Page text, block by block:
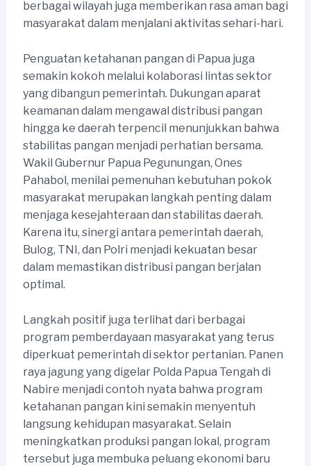
berbagai wilayah juga memberikan rasa aman bagi
masyarakat dalam menjalani aktivitas sehari-hari.
Penguatan ketahanan pangan di Papua juga
semakin kokoh melalui kolaborasi lintas sektor
yang dibangun pemerintah. Dukungan aparat
keamanan dalam mengawal distribusi pangan
hingga ke daerah terpencil menunjukkan bahwa
stabilitas pangan menjadi perhatian bersama.
Wakil Gubernur Papua Pegunungan, Ones
Pahabol, menilai pemenuhan kebutuhan pokok
masyarakat merupakan langkah penting dalam
menjaga kesejahteraan dan stabilitas daerah.
Karena itu, sinergi antara pemerintah daerah,
Bulog, TNI, dan Polri menjadi kekuatan besar
dalam memastikan distribusi pangan berjalan
optimal.
Langkah positif juga terlihat dari berbagai
program pemberdayaan masyarakat yang terus
diperkuat pemerintah di sektor pertanian. Panen
raya jagung yang digelar Polda Papua Tengah di
Nabire menjadi contoh nyata bahwa program
ketahanan pangan kini semakin menyentuh
langsung kehidupan masyarakat. Selain
meningkatkan produksi pangan lokal, program
tersebut juga membuka peluang ekonomi baru